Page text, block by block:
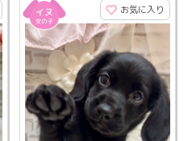
お気に入り